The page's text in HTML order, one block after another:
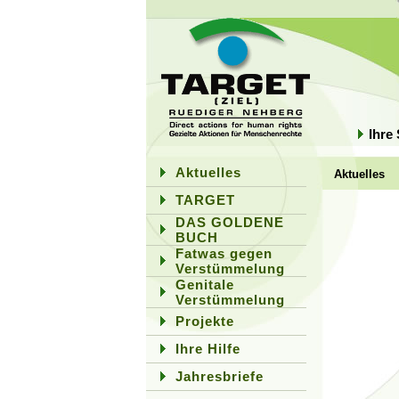
Ihre
Aktuelles
TARGET
DAS GOLDENE
BUCH
Fatwas gegen
Verstümmelung
Genitale
Verstümmelung
Projekte
Ihre Hilfe
Jahresbriefe
Aktuelles